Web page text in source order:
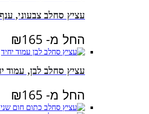
עציץ סחלב צבעוני,
החל מ- ₪165
עציץ סחלב לבן, עמוד
החל מ- ₪165